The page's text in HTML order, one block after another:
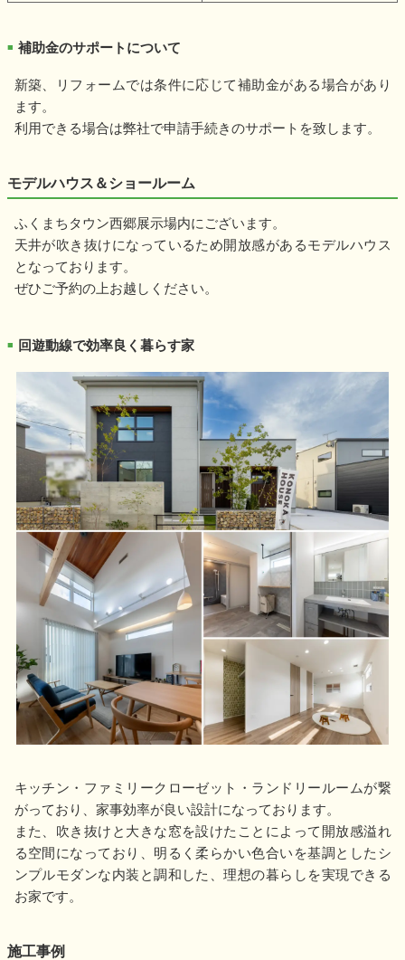
■ 補助金のサポートについて
新築、リフォームでは条件に応じて補助金がある場合があり
ます。
利用できる場合は弊社で申請手続きのサポートを致します。
モデルハウス＆ショールーム
ふくまちタウン西郷展示場内にございます。
天井が吹き抜けになっているため開放感があるモデルハウス
となっております。
ぜひご予約の上お越しください。
■ 回遊動線で効率良く暮らす家
キッチン・ファミリークローゼット・ランドリールームが繋
がっており、家事効率が良い設計になっております。
また、吹き抜けと大きな窓を設けたことによって開放感溢れ
る空間になっており、明るく柔らかい色合いを基調としたシ
ンプルモダンな内装と調和した、理想の暮らしを実現できる
お家です。
施工事例